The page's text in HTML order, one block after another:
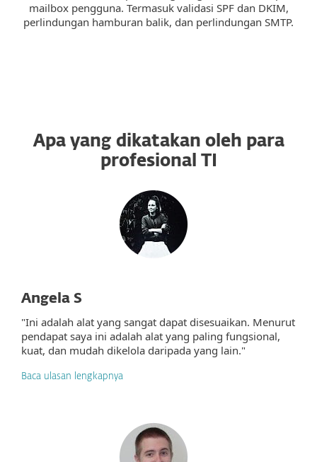
mailbox pengguna. Termasuk validasi SPF dan DKIM,
perlindungan hamburan balik, dan perlindungan SMTP.
Apa yang dikatakan oleh para
profesional TI
Angela S
"Ini adalah alat yang sangat dapat disesuaikan. Menurut
pendapat saya ini adalah alat yang paling fungsional,
kuat, dan mudah dikelola daripada yang lain."
Baca ulasan lengkapnya